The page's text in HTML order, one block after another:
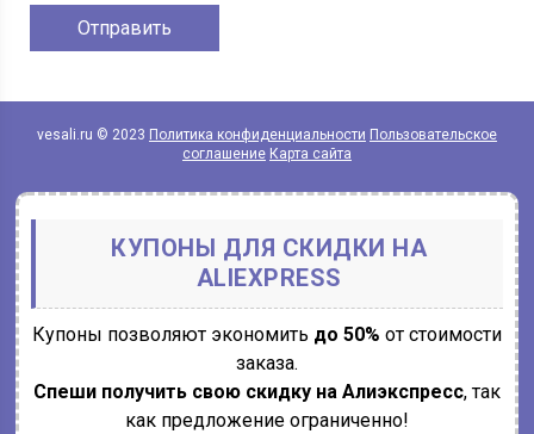
vesali.ru © 2023 Политика конфиденциальности Пользовательское
соглашение Карта сайта
КУПОНЫ ДЛЯ СКИДКИ НА
ALIEXPRESS
Купоны позволяют экономить до 50% от стоимости
заказа.
Спеши получить свою скидку на Алиэкспресс, так
как предложение ограниченно!